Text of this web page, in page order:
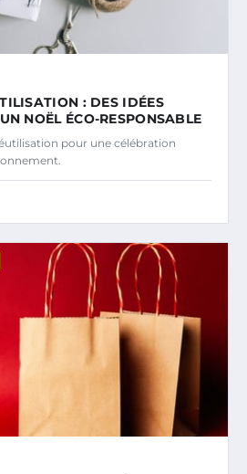
: DES IDÉES
NOËL ÉCO-RESPONSABLE
pour une célébration